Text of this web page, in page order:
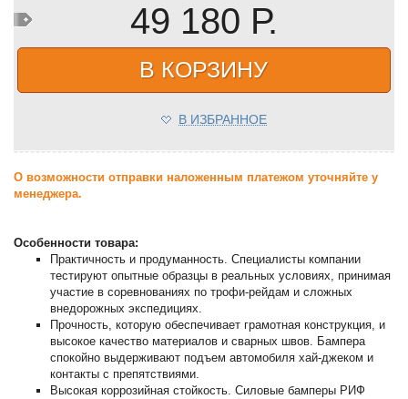
49 180 Р.
В КОРЗИНУ
В ИЗБРАННОЕ
О возможности отправки наложенным платежом уточняйте у
менеджера.
Особенности товара:
Практичность и продуманность. Специалисты компании
тестируют опытные образцы в реальных условиях, принимая
участие в соревнованиях по трофи-рейдам и сложных
внедорожных экспедициях.
Прочность, которую обеспечивает грамотная конструкция, и
высокое качество материалов и сварных швов. Бампера
спокойно выдерживают подъем автомобиля хай-джеком и
контакты с препятствиями.
Высокая коррозийная стойкость. Силовые бамперы РИФ